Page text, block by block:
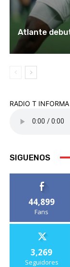
Atlante
RADIO T INFORMA
SIGUENOS
44,899
Fans
3,269
Seguidores